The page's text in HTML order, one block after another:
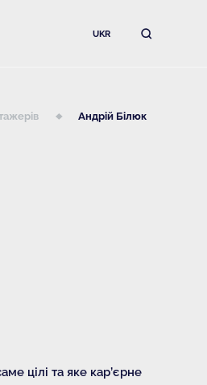
UKR
Андрій Білюк
цілі та яке кар’єрне